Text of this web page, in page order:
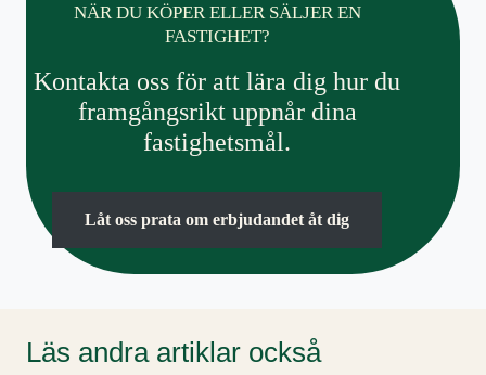
NÄR DU KÖPER ELLER SÄLJER EN
FASTIGHET?
Kontakta oss för att lära dig hur du
framgångsrikt uppnår dina
fastighetsmål.
Låt oss prata om erbjudandet åt dig
Läs andra artiklar också